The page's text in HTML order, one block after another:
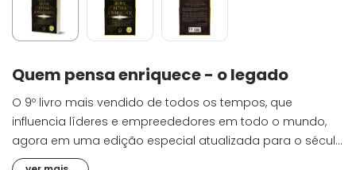
Quem pensa enriquece - o legado
O 9º livro mais vendido de todos os tempos, que
influencia líderes e empreededores em todo o mundo,
agora em uma edição especial atualizada para o século
XXI.